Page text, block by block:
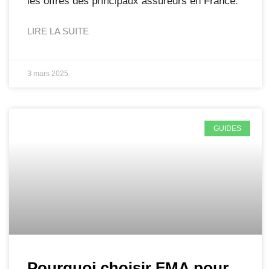
LIRE LA SUITE
3 mars 2025
GUIDES